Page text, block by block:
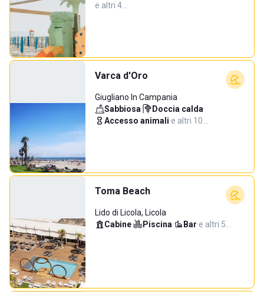
e altri 4…
Varca d'Oro
Giugliano In Campania
Sabbiosa· Doccia calda·
Accesso animali·e altri 10…
Toma Beach
Lido di Licola, Licola
Cabine· Piscina· Bar·e altri 5…